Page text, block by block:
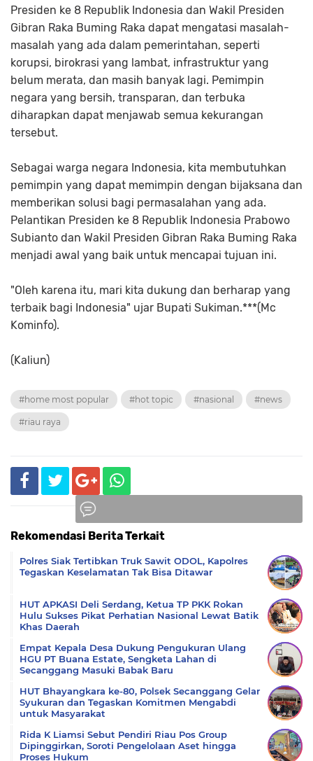
Presiden ke 8 Republik Indonesia dan Wakil Presiden
Gibran Raka Buming Raka dapat mengatasi masalah-
masalah yang ada dalam pemerintahan, seperti
korupsi, birokrasi yang lambat, infrastruktur yang
belum merata, dan masih banyak lagi. Pemimpin
negara yang bersih, transparan, dan terbuka
diharapkan dapat menjawab semua kekurangan
tersebut.
Sebagai warga negara Indonesia, kita membutuhkan
pemimpin yang dapat memimpin dengan bijaksana dan
memberikan solusi bagi permasalahan yang ada.
Pelantikan Presiden ke 8 Republik Indonesia Prabowo
Subianto dan Wakil Presiden Gibran Raka Buming Raka
menjadi awal yang baik untuk mencapai tujuan ini.
"Oleh karena itu, mari kita dukung dan berharap yang
terbaik bagi Indonesia" ujar Bupati Sukiman.***(Mc
Kominfo).
(Kaliun)
#home most popular #hot topic #nasional #news
#riau raya
Rekomendasi Berita Terkait
Polres Siak Tertibkan Truk Sawit ODOL, Kapolres
Tegaskan Keselamatan Tak Bisa Ditawar
HUT APKASI Deli Serdang, Ketua TP PKK Rokan
Hulu Sukses Pikat Perhatian Nasional Lewat Batik
Khas Daerah
Empat Kepala Desa Dukung Pengukuran Ulang
HGU PT Buana Estate, Sengketa Lahan di
Secanggang Masuki Babak Baru
HUT Bhayangkara ke-80, Polsek Secanggang Gelar
Syukuran dan Tegaskan Komitmen Mengabdi
untuk Masyarakat
Rida K Liamsi Sebut Pendiri Riau Pos Group
Dipinggirkan, Soroti Pengelolaan Aset hingga
Proses Hukum